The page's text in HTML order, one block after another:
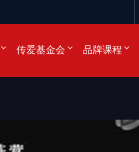
传爱基金会 品牌课程